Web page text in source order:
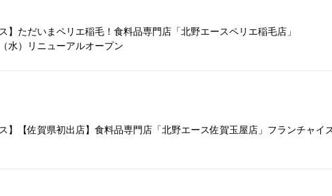
】ただいまペリエ稲毛！食料品専門店「北野エースペリエ稲毛店」
水）リニューアルオープン
】【佐賀県初出店】食料品専門店「北野エース佐賀玉屋店」フランチャイ